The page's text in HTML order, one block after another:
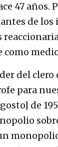
47
de
como
del clero
para
de